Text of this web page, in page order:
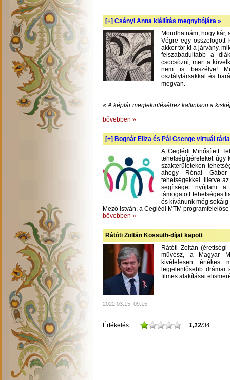
[+] Csányi Anna kiállítás megnyitójára »
Mondhatnám, hogy kár,
Végre egy összefogott
akkor tör ki a járvány,
felszabadultabb a
csocsózni, mert a
nem is beszélve!
osztálytársakkal és
megvan.
« A képtár megtekintéséhez kattintson a
bővebben »
[+] Bognár Eliza és Pál Csenge virtuál
A Ceglédi Minősített
tehetségígéreteket úgy
szakterületeken
ahogy Rónai Gábor
tehetségekkel. Illetve
segítséget nyújtani a
támogatott tehetséges
és kívánunk még
Mező István, a Ceglédi MTM programfelelőse
bővebben »
Rátóti Zoltán Kossuth-díjat kapott
Rátóti Zoltán
művész, a Magyar
kivételesen értékes
legjelentősebb drámai
filmes alakításai
2022.03.15. 09:15
Értékelés: 1,12/34